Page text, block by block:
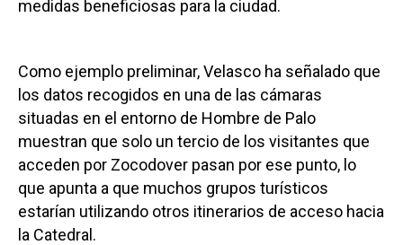
medidas beneficiosas para la ciudad.
Como ejemplo preliminar, Velasco ha señalado que
los datos recogidos en una de las cámaras
situadas en el entorno de Hombre de Palo
muestran que solo un tercio de los visitantes que
acceden por Zocodover pasan por ese punto, lo
que apunta a que muchos grupos turísticos
estarían utilizando otros itinerarios de acceso hacia
la Catedral.